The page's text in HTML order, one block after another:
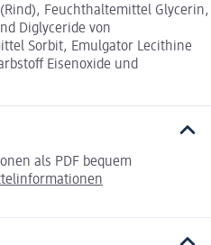
(Rind), Feuchthaltemittel Glycerin,
Diglyceride von
Sorbit, Emulgator Lecithine
Eisenoxide und
als PDF bequem